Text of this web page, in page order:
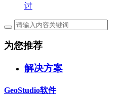
讨
为您推荐
解决方案
GeoStudio软件